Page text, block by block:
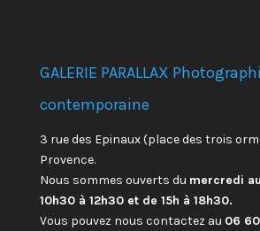
GALERIE PARALLAX
contemporaine
3 rue des Epinaux (place des trois
Provence.
Nous sommes ouverts du mercredi
10h30 à 12h30 et de 15h à 18h30.
Vous pouvez nous contactez au 06